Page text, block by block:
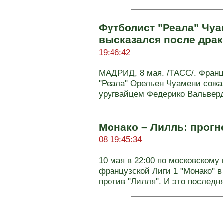
Футболист "Реала"
высказался после
19:46:42
МАДРИД, 8 мая. /ТАСС/.
"Реала" Орельен Чуамени
уругвайцем Федерико
Монако – Лилль:
08 19:45:34
10 мая в 22:00 по московскому
французской Лиги 1 "Монако"
против "Лилля". И это